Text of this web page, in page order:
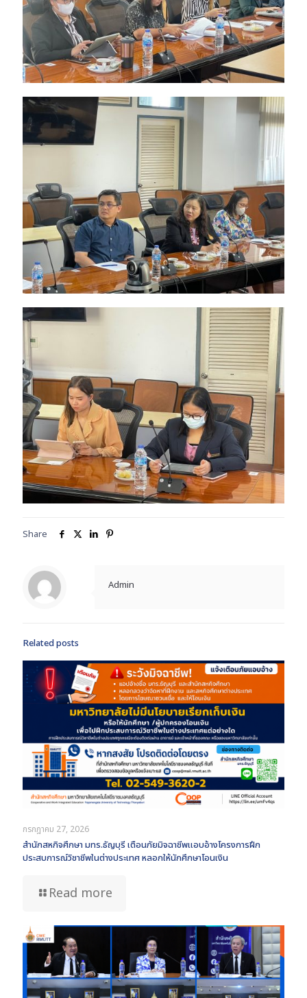
Share
Admin
Related posts
กรกฎาคม 27, 2026
สำนักสหกิจศึกษา มทร.ธัญบุรี เตือนภัยมิจฉาชีพแอบอ้างโครงการฝึก
ประสบการณ์วิชาชีพในต่างประเทศ หลอกให้นักศึกษาโอนเงิน
Read more